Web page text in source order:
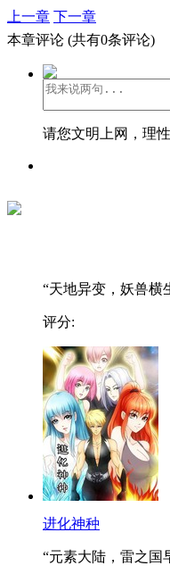
上一章 下一章
本章评论 (共有0条评论)
请您文明上网，理
“天地异变，妖兽横
评分:
进化神种
“元素大陆，雷之国